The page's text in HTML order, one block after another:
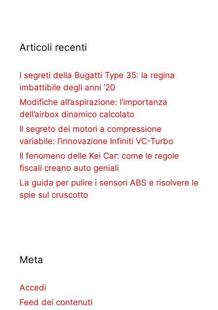
Articoli recenti
I segreti della Bugatti Type 35: la regina
imbattibile degli anni ’20
Modifiche all’aspirazione: l’importanza
dell’airbox dinamico calcolato
Il segreto dei motori a compressione
variabile: l’innovazione Infiniti VC-Turbo
Il fenomeno delle Kei Car: come le regole
fiscali creano auto geniali
La guida per pulire i sensori ABS e risolvere le
spie sul cruscotto
Meta
Accedi
Feed dei contenuti